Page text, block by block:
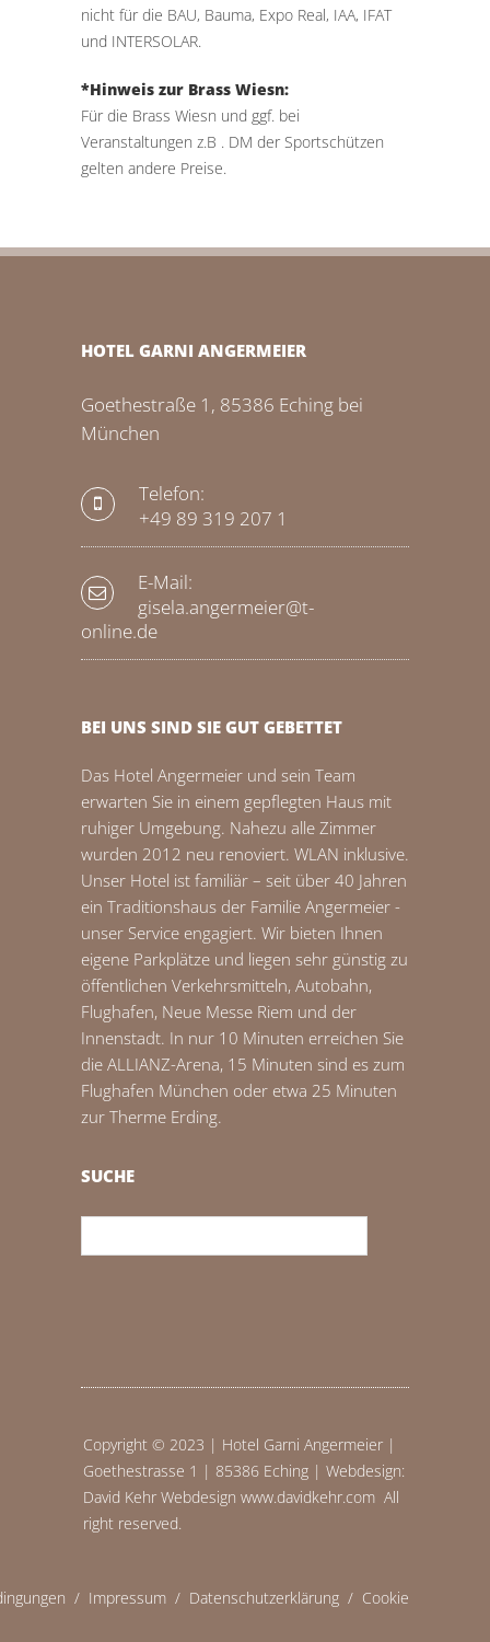
nicht für die BAU, Bauma, Expo Real, IAA, IFAT
und INTERSOLAR.
*Hinweis zur Brass Wiesn:
Für die Brass Wiesn und ggf. bei
Veranstaltungen z.B . DM der Sportschützen
gelten andere Preise.
HOTEL GARNI ANGERMEIER
Goethestraße 1, 85386 Eching bei
München
Telefon:
+49 89 319 207 1
E-Mail:
gisela.angermeier@t-
online.de
BEI UNS SIND SIE GUT GEBETTET
Das Hotel Angermeier und sein Team
erwarten Sie in einem gepflegten Haus mit
ruhiger Umgebung. Nahezu alle Zimmer
wurden 2012 neu renoviert. WLAN inklusive.
Unser Hotel ist familiär – seit über 40 Jahren
ein Traditionshaus der Familie Angermeier -
unser Service engagiert. Wir bieten Ihnen
eigene Parkplätze und liegen sehr günstig zu
öffentlichen Verkehrsmitteln, Autobahn,
Flughafen, Neue Messe Riem und der
Innenstadt. In nur 10 Minuten erreichen Sie
die ALLIANZ-Arena, 15 Minuten sind es zum
Flughafen München oder etwa 25 Minuten
zur Therme Erding.
SUCHE
Copyright © 2023 | Hotel Garni Angermeier |
Goethestrasse 1 | 85386 Eching | Webdesign:
David Kehr Webdesign www.davidkehr.com All
right reserved.
/ Impressum / Datenschutzerklärung / Cookie